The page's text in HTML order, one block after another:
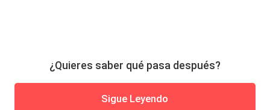
¿Quieres saber qué pasa después?
Sigue Leyendo